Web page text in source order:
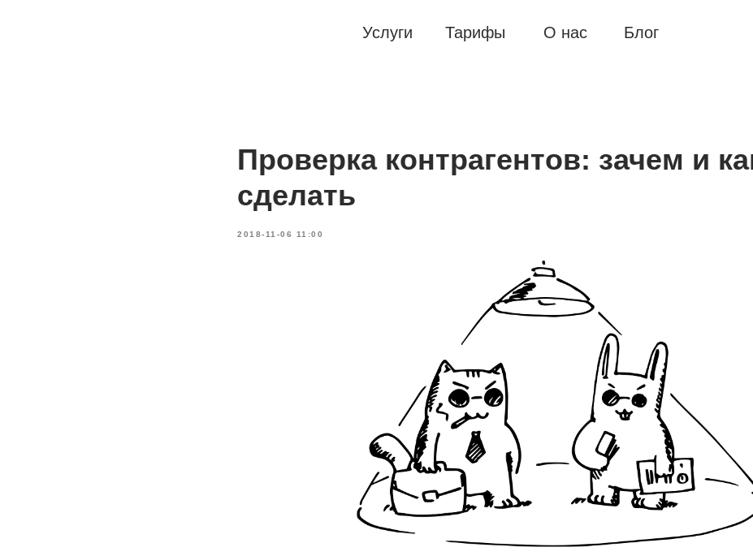
Услуги Тарифы О нас Блог
Проверка контрагентов: зачем и
сделать
2018-11-06 11:00